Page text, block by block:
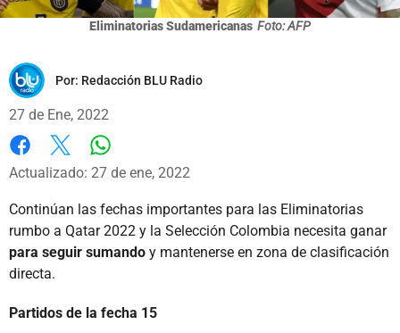
Eliminatorias Sudamericanas Foto: AFP
Por: Redacción BLU Radio
27 de Ene, 2022
Facebook
X
Actualizado: 27 de ene, 2022
Continúan las fechas importantes para las Eliminatorias
rumbo a Qatar 2022 y la Selección Colombia necesita ganar
para seguir sumando y mantenerse en zona de clasificación
directa.
Partidos de la fecha 15